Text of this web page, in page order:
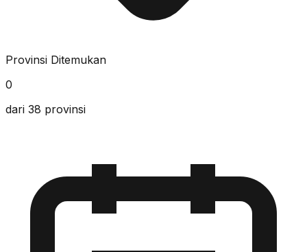
Provinsi Ditemukan
0
dari 38 provinsi